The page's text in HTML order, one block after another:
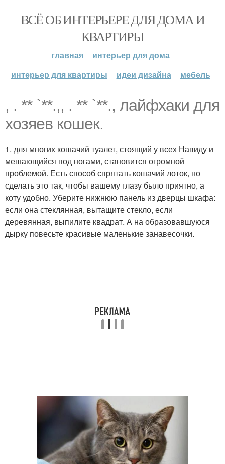
ВСЁ ОБ ИНТЕРЬЕРЕ ДЛЯ ДОМА И
КВАРТИРЫ
главная
интерьер для дома
интерьер для квартиры
идеи дизайна мебель
, . ** `**.,, . ** `**., лайфхаки для
хозяев кошек.
1. для многих кошачий туалет, стоящий у всех Навиду и
мешающийся под ногами, становится огромной
проблемой. Есть способ спрятать кошачий лоток, но
сделать это так, чтобы вашему глазу было приятно, а
коту удобно. Уберите нижнюю панель из дверцы шкафа:
если она стеклянная, вытащите стекло, если
деревянная, выпилите квадрат. А на образовавшуюся
дырку повесьте красивые маленькие занавесочки.